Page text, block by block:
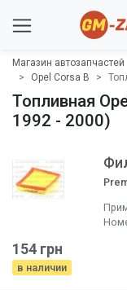
Магазин автозапчастей
Opel Corsa B
Топливная
1992 - 2000)
154 грн
в наличии